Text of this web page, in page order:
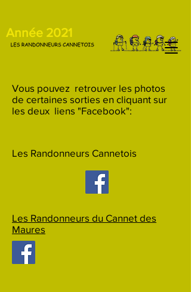
Année 2021
Vous pouvez retrouver les photos
de certaines sorties en cliquant sur
les deux liens "Facebook":
Les Randonneurs Cannetois
Les Randonneurs du Cannet des
Maures